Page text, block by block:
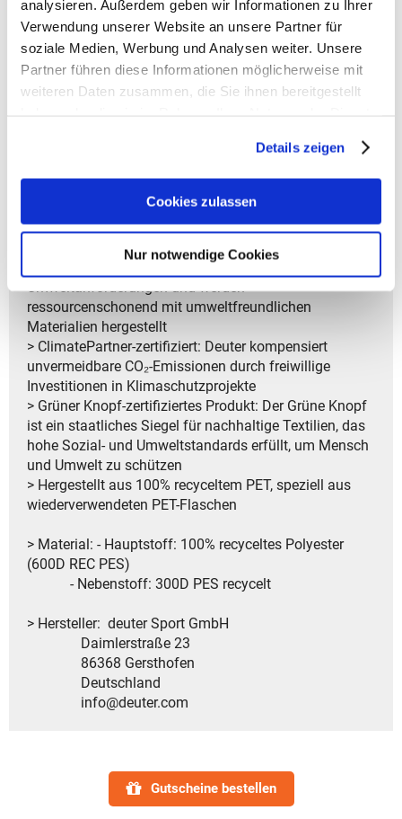
analysieren. Außerdem geben wir Informationen zu Ihrer
Verwendung unserer Website an unsere Partner für
soziale Medien, Werbung und Analysen weiter. Unsere
Partner führen diese Informationen möglicherweise mit
weiteren Daten zusammen, die Sie ihnen bereitgestellt
Details zeigen
Cookies zulassen
Nur notwendige Cookies
- Schutztasche für Tablet
- Handytasche an der Seite
- Griff zum Tragen
- Weite U-Zip Öffnung am Rucksackoberteil
umweltfreundliche DWR-Imprägnierung für
wasserabweisende Eigenschaften
> bluesign®-Produkt: Produkte mit dem bluesign®-
Label erfüllen strenge Sicherheits- und
Umweltanforderungen und werden
ressourcenschonend mit umweltfreundlichen
Materialien hergestellt
> ClimatePartner-zertifiziert: Deuter kompensiert
unvermeidbare CO₂-Emissionen durch freiwillige
Investitionen in Klimaschutzprojekte
> Grüner Knopf-zertifiziertes Produkt: Der Grüne Knopf
ist ein staatliches Siegel für nachhaltige Textilien, das
hohe Sozial- und Umweltstandards erfüllt, um Mensch
und Umwelt zu schützen
> Hergestellt aus 100% recyceltem PET, speziell aus
wiederverwendeten PET-Flaschen
> Material: - Hauptstoff: 100% recyceltes Polyester
(600D REC PES)
- Nebenstoff: 300D PES recycelt
> Hersteller: deuter Sport GmbH
Daimlerstraße 23
86368 Gersthofen
Deutschland
info@deuter.com
Gutscheine bestellen